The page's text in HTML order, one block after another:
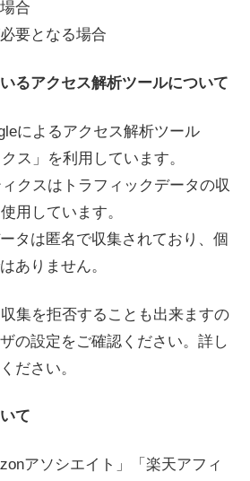
合
要となる場合
るアクセス解析ツールについて
によるアクセス解析ツール
ス」を利用しています。
クスはトラフィックデータの収
用しています。
タは匿名で収集されており、個
ありません。
集を拒否することも出来ますの
の設定をご確認ください。詳し
ださい。
て
アソシエイト」「楽天アフィ